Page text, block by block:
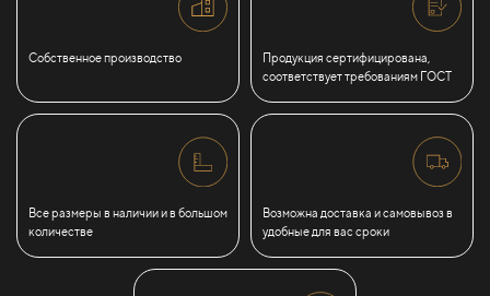
Собственное производство
Продукция сертифицирована,
соответствует требованиям ГОСТ
Все размеры в наличии и в большом
количестве
Возможна доставка и самовывоз в
удобные для вас сроки